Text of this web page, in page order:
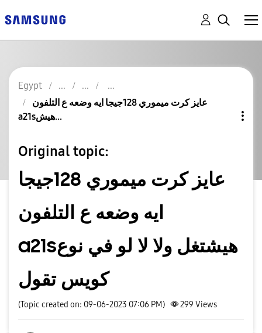
Egypt
عايز كرت ميموري 128جيجا ايه وضعه ع التلفون
a21sهيش...
Original topic:
عايز كرت ميموري 128جيجا
ايه وضعه ع التلفون
a21sهيشتغل ولا لا لو في نوع
كويس تقول
(Topic created on: 09-06-2023 07:06 PM) 299 Views